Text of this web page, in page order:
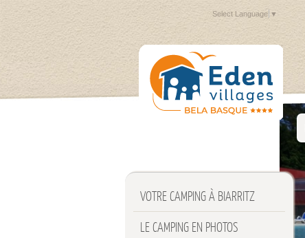
Select Language ▼
VOTRE CAMPING À BIARRITZ
LE CAMPING EN PHOTOS